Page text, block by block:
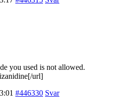
you used is not allowed.
url]
#446330 Svar